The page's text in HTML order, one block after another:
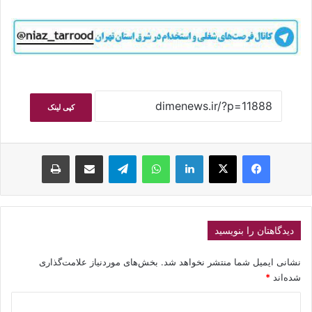
کپی لینک
فیسبوکایکس لینکداین واتس آپ تلگرام اشتراک گذاری با ایمیل چاپ
دیدگاهتان را بنویسید
نشانی ایمیل شما منتشر نخواهد شد. بخش‌های موردنیاز علامت‌گذاری
شده‌اند *